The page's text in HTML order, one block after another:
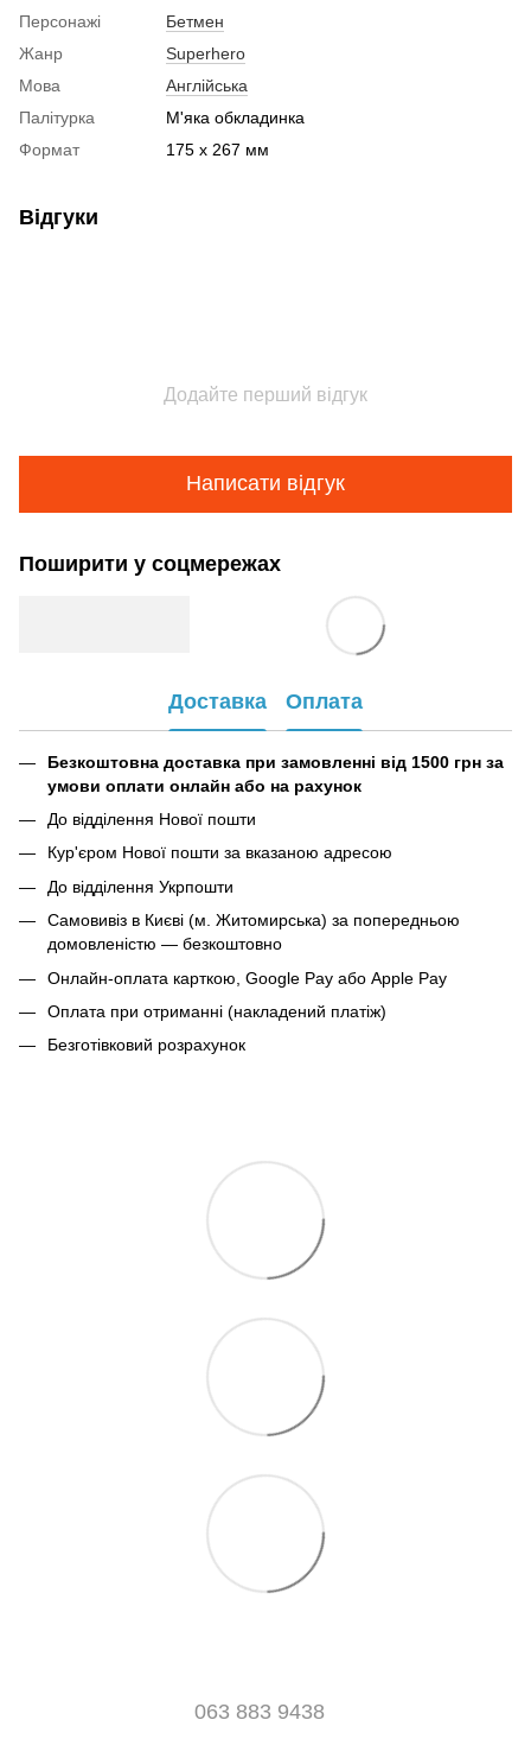
Персонажі
Бетмен
Жанр
Superhero
Мова
Англійська
Палітурка
М'яка обкладинка
Формат
175 x 267 мм
Відгуки
Додайте перший відгук
Написати відгук
Поширити у соцмережах
Доставка Оплата
Безкоштовна доставка при замовленні від 1500 грн за
умови оплати онлайн або на рахунок
До відділення Нової пошти
Кур'єром Нової пошти за вказаною адресою
До відділення Укрпошти
Самовивіз в Києві (м. Житомирська) за попередньою
домовленістю — безкоштовно
Онлайн-оплата карткою, Google Pay або Apple Pay
Оплата при отриманні (накладений платіж)
Безготівковий розрахунок
063 883 9438